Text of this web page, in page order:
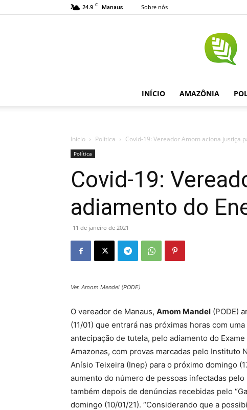
24.9 C Manaus Sobre nós
INÍCIO AMAZÔNIA
Início Política Covid-19: Vereador Amom aciona justiça
Política
Covid-19:
adiamento do
11 de janeiro de 2021
Ver. Amom Mendel (PODE)
O vereador de Manaus, Amom Mandel (PODE)
(11/01) que entrará nas próximas horas com
antecipação de tutela, pelo adiamento do
Amazonas, com provas marcadas pelo Instituto
Anísio Teixeira (Inep) para o próximo domingo
aumento do número de pessoas infectadas
também depois de denúncias recebidas pelo
domingo (10/01/21). “Considerando que a